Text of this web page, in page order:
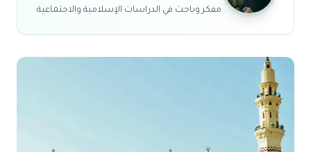
مفكر وباحث في الدراسات الإسلامية والاجتماعية